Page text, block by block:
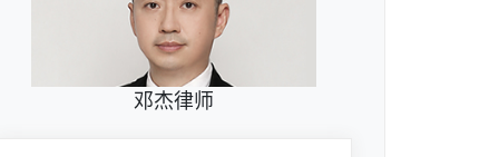
邓杰律师